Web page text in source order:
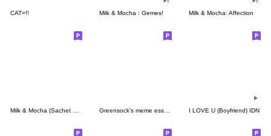
CAT=!! Milk & Mocha : Gemes! Milk & Mocha: Affection
I LOVE U (Boyfriend) IDN